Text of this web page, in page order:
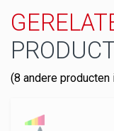
(8 andere